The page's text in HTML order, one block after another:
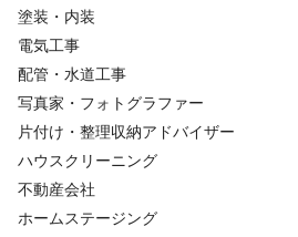
塗装・内装
電気工事
配管・水道工事
写真家・フォトグラファー
片付け・整理収納アドバイザー
ハウスクリーニング
不動産会社
ホームステージング